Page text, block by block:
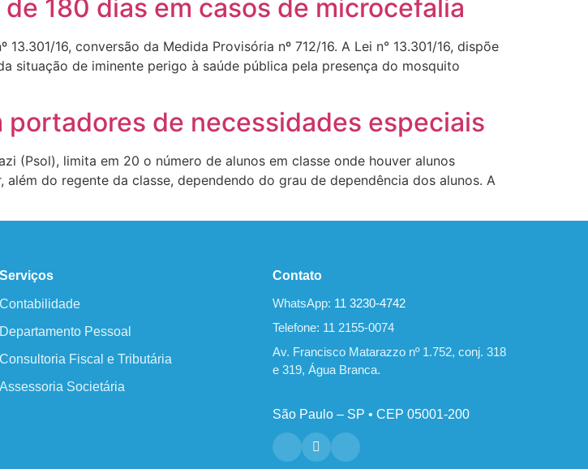
180 dias em casos de microcefalia
16, conversão da Medida Provisória nº 712/16. A Lei n° 13.301/16, dispõe
situação de iminente perigo à saúde pública pela presença do mosquito
portadores de necessidades especiais
(Psol), limita em 20 o número de alunos em classe onde houver alunos
do regente da classe, dependendo do grau de dependência dos alunos. A
Serviços
Contabilidade
Departamento Pessoal
Consultoria Fiscal e Tributária
Assessoria Societária
Contato
WhatsApp: 11 3230-4742
Telefone: 11 2155-0074
Av. Francisco Matarazzo nº 1.752, conj. 318
e 319, Água Branca.
São Paulo – SP • CEP 05001-200